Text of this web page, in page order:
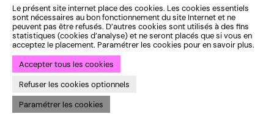
Le présent site internet place des cookies. Les cookies essentiels
sont nécessaires au bon fonctionnement du site Internet et ne
peuvent pas être refusés. D’autres cookies sont utilisés à des fins
statistiques (cookies d’analyse) et ne seront placés que si vous en
acceptez le placement. Paramétrer les cookies pour en savoir plus.
Accepter tous les cookies
Refuser les cookies optionnels
Paramétrer les cookies
CONTACTS
Du mardi au vendredi
Entre 10h-12h et 13h-18h
au guichet du Théâtre
ou par téléphone
Horaires complets
+32 (0)2 640 35 50
Programme
Espace Pro